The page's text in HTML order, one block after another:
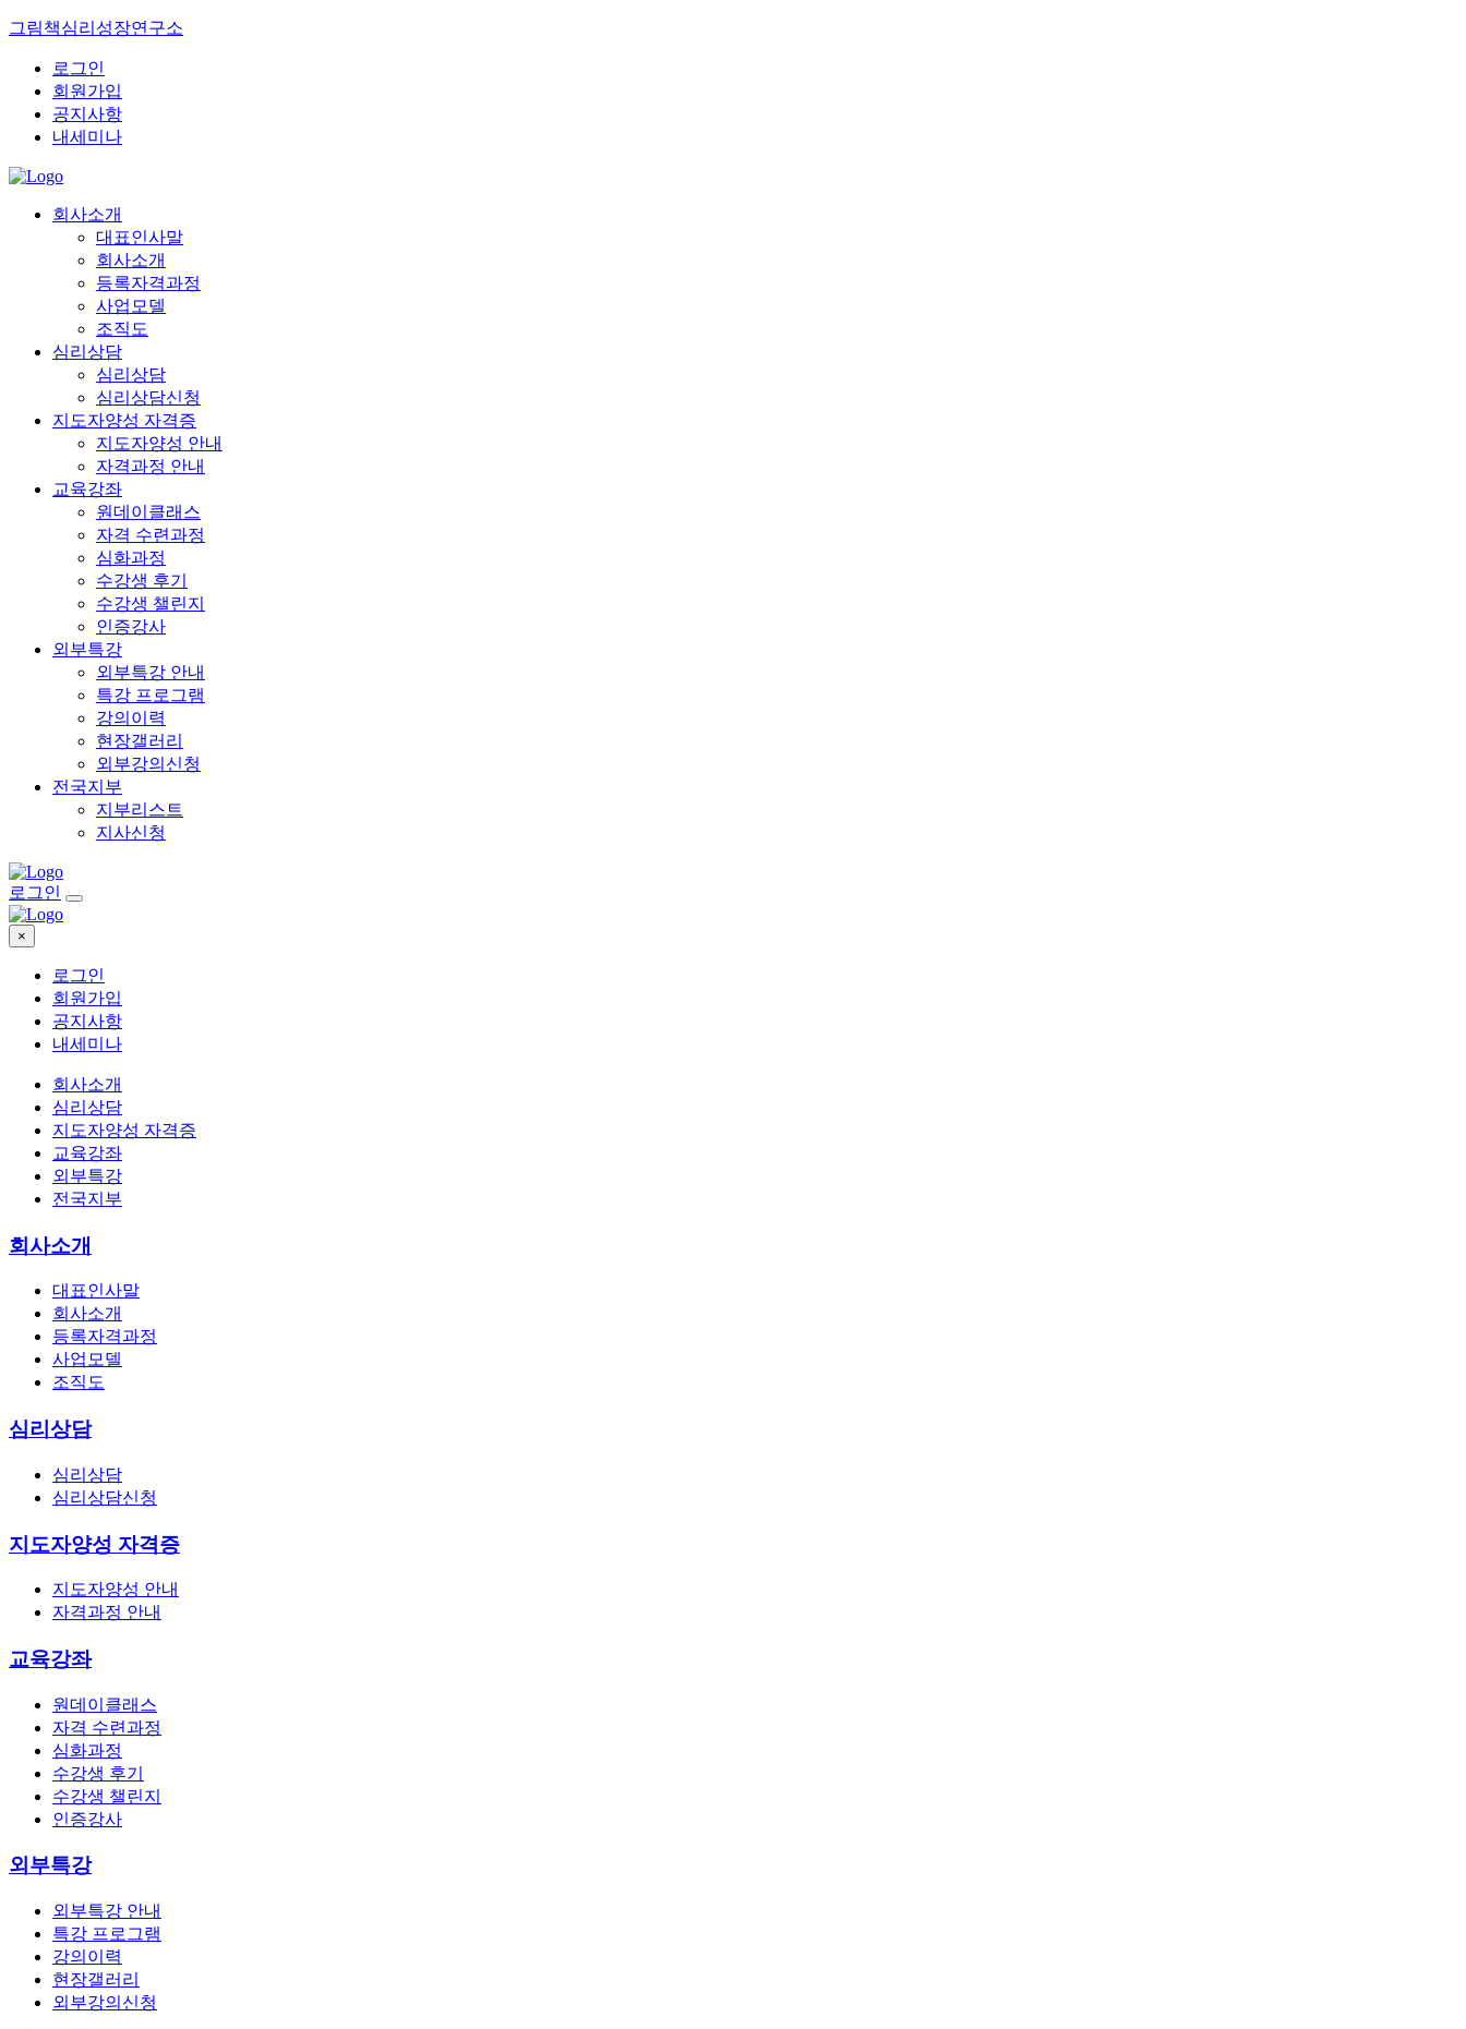
그림책심리성장연구소
로그인
회원가입
공지사항
내세미나
회사소개
대표인사말
회사소개
등록자격과정
사업모델
조직도
심리상담
심리상담
심리상담신청
지도자양성 자격증
지도자양성 안내
자격과정 안내
교육강좌
원데이클래스
자격 수련과정
심화과정
수강생 후기
수강생 챌린지
인증강사
외부특강
외부특강 안내
특강 프로그램
강의이력
현장갤러리
외부강의신청
전국지부
지부리스트
지사신청
로그인
×
로그인
회원가입
공지사항
내세미나
회사소개
심리상담
지도자양성 자격증
교육강좌
외부특강
전국지부
회사소개
대표인사말
회사소개
등록자격과정
사업모델
조직도
심리상담
심리상담
심리상담신청
지도자양성 자격증
지도자양성 안내
자격과정 안내
교육강좌
원데이클래스
자격 수련과정
심화과정
수강생 후기
수강생 챌린지
인증강사
외부특강
외부특강 안내
특강 프로그램
강의이력
현장갤러리
외부강의신청